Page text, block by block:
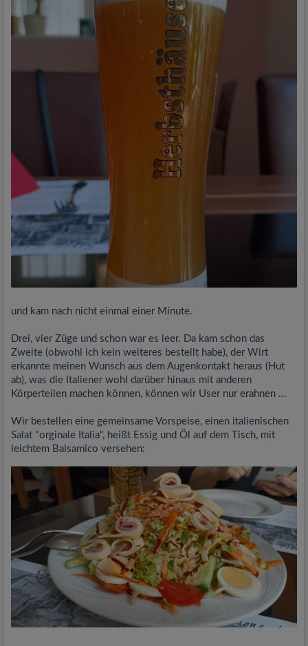
und kam nach nicht einmal einer Minute.
Drei, vier Züge und schon war es leer. Da kam schon das
Zweite (obwohl ich kein weiteres bestellt habe), der Wirt
erkannte meinen Wunsch aus dem Augenkontakt heraus (Hut
ab), was die Italiener wohl darüber hinaus mit anderen
Körperteilen machen können, können wir User nur erahnen ...
Wir bestellen eine gemeinsame Vorspeise, einen italienischen
Salat "orginale Italia", heißt Essig und Öl auf dem Tisch, mit
leichtem Balsamico versehen: